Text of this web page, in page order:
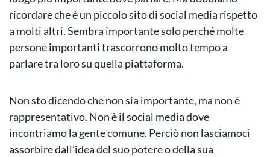
ricordare che è un piccolo sito di social media rispetto
a molti altri. Sembra importante solo perché molte
persone importanti trascorrono molto tempo a
parlare tra loro su quella piattaforma.
Non sto dicendo che non sia importante, ma non è
rappresentativo. Non è il social media dove
incontriamo la gente comune. Perciò non lasciamoci
assorbire dall’idea del suo potere o della sua